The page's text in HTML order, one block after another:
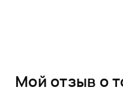
Мой отзыв о